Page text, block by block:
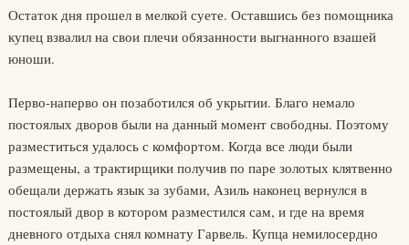
Остаток дня прошел в мелкой суете. Оставшись без помощника
купец взвалил на свои плечи обязанности выгнанного взашей
юноши.
Перво-наперво он позаботился об укрытии. Благо немало
постоялых дворов были на данный момент свободны. Поэтому
разместиться удалось с комфортом. Когда все люди были
размещены, а трактирщики получив по паре золотых клятвенно
обещали держать язык за зубами, Азиль наконец вернулся в
постоялый двор в котором разместился сам, и где на время
дневного отдыха снял комнату Гарвель. Купца немилосердно